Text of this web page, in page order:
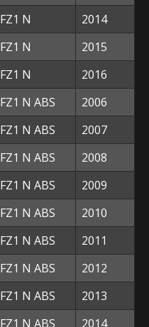
FZ1 N
2014
FZ1 N
2015
FZ1 N
2016
FZ1 N ABS
2006
FZ1 N ABS
2007
FZ1 N ABS
2008
FZ1 N ABS
2009
FZ1 N ABS
2010
FZ1 N ABS
2011
FZ1 N ABS
2012
FZ1 N ABS
2013
FZ1 N ABS 2014